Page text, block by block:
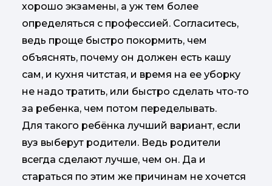
хорошо экзамены, а уж тем более
определяться с профессией. Согласитесь,
ведь проще быстро покормить, чем
объяснять, почему он должен есть кашу
сам, и кухня читстая, и время на ее уборку
не надо тратить, или быстро сделать что-то
за ребенка, чем потом переделывать.
Для такого ребёнка лучший вариант, если
вуз выберут родители. Ведь родители
всегда сделают лучше, чем он. Да и
стараться по этим же причинам не хочется